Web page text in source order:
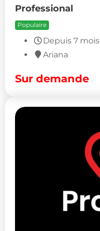
Professional
Populaire
Depuis 7 mois
Ariana
Sur demande